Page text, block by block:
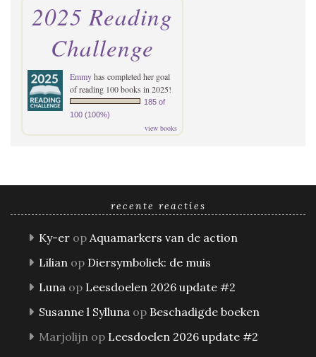
2025 Reading
Challenge
Emmyhas completed her goal
of reading 100 books in 2025!
185 of
100 (100%)
view books
recente reacties
Ky-er op Aquamarkers van de action
Lilian op Diersymboliek: de muis
Luna op Leesdoelen 2026 update #2
Susanne l Sylluna op Beschadigde boeken
Marjolijn op Leesdoelen 2026 update #2